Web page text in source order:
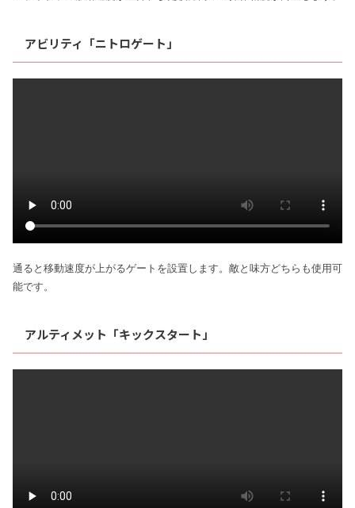
アビリティ「ニトロゲート」
通ると移動速度が上がるゲートを設置します。敵と味方どちらも使用可
能です。
アルティメット「キックスタート」